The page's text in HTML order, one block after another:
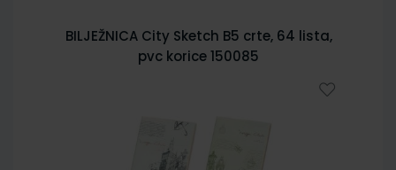
BILJEŽNICA City Sketch B5 crte, 64 lista,
pvc korice 150085